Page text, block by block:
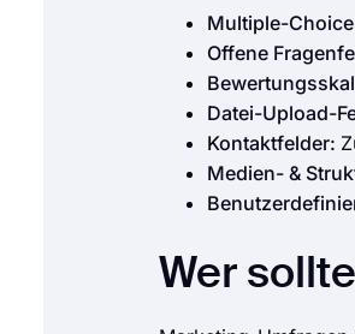
Multiple-
Offene
Datei-Upload-
Kontaktfelder:
Medien- &
Wer